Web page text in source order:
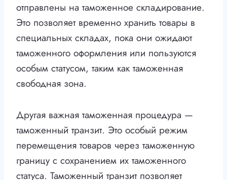
отправлены на таможенное складирование.
Это позволяет временно хранить товары в
специальных складах, пока они ожидают
таможенного оформления или пользуются
особым статусом, таким как таможенная
свободная зона.
Другая важная таможенная процедура —
таможенный транзит. Это особый режим
перемещения товаров через таможенную
границу с сохранением их таможенного
статуса. Таможенный транзит позволяет